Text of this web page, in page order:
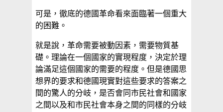
可是，徹底的德國革命看來面臨著一個重大
的困難。
就是說，革命需要被動因素，需要物質基
礎。理論在一個國家的實現程度，決定於理
論滿足這個國家的需要的程度。但是德國思
想界的要求和德國現實對這些要求的答案之
間的驚人的分岐，是否會同市民社會和國家
之間以及和市民社會本身之間的同樣的分岐